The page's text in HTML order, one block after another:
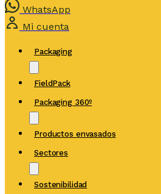
WhatsApp
Mi cuenta
Packaging
FieldPack
Packaging 360º
Productos envasados
Sectores
Sostenibilidad